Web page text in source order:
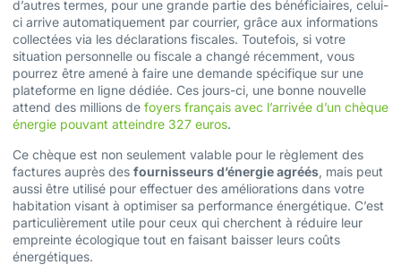
d’autres termes, pour une grande partie des bénéficiaires, celui-
ci arrive automatiquement par courrier, grâce aux informations
collectées via les déclarations fiscales. Toutefois, si votre
situation personnelle ou fiscale a changé récemment, vous
pourrez être amené à faire une demande spécifique sur une
plateforme en ligne dédiée. Ces jours-ci, une bonne nouvelle
attend des millions de foyers français avec l’arrivée d’un chèque
énergie pouvant atteindre 327 euros.
Ce chèque est non seulement valable pour le règlement des
factures auprès des fournisseurs d’énergie agréés, mais peut
aussi être utilisé pour effectuer des améliorations dans votre
habitation visant à optimiser sa performance énergétique. C’est
particulièrement utile pour ceux qui cherchent à réduire leur
empreinte écologique tout en faisant baisser leurs coûts
énergétiques.